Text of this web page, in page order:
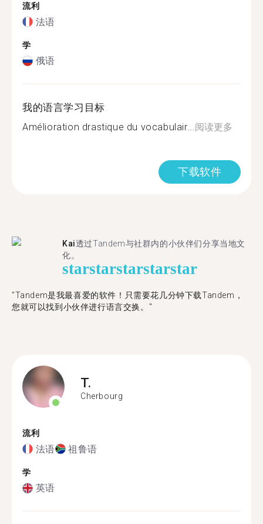
流利
法语
学
俄语
我的语言学习目标
Amélioration drastique du vocabulair...阅读更多
下载软件
Kai透过Tandem与社群内的小伙伴们分享当地文
化。
starstarstarstarstar
"Tandem是我最喜爱的软件！只需要花几分钟下载Tandem，
您就可以找到小伙伴进行语言交换。"
T.
Cherbourg
流利
法语 祖鲁语
学
英语